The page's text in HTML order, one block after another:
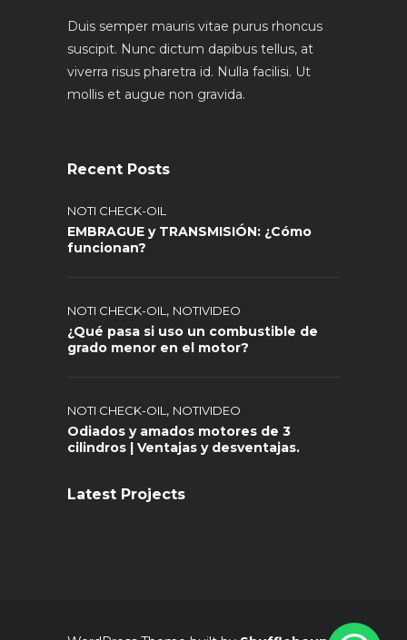
Duis semper mauris vitae purus rhoncus
suscipit. Nunc dictum dapibus tellus, at
viverra risus pharetra id. Nulla facilisi. Ut
mollis et augue non gravida.
Recent Posts
NOTI CHECK-OIL
EMBRAGUE y TRANSMISIÓN: ¿Cómo
funcionan?
NOTI CHECK-OIL , NOTIVIDEO
¿Qué pasa si uso un combustible de
grado menor en el motor?
NOTI CHECK-OIL , NOTIVIDEO
Odiados y amados motores de 3
cilindros | Ventajas y desventajas.
Latest Projects